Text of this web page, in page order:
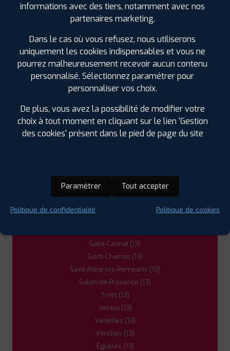
LES GARAGES PROFIL PLUS
DANS LES VILLES À PROXIMITÉ
Aix-en-Provence (13)
Berre-l'Étang (13)
Eyguières (13)
Istres (13)
La Fare-les-Oliviers (13)
La Roque-d'Anthéron (13)
Mallemort (13)
Saint-Cannat (13)
Saint-Chamas (13)
Saint-Mitre-les-Remparts (13)
Salon-de-Provence (13)
Trets (13)
Velaux (13)
Venelles (13)
Vitrolles (13)
Éguilles (13)
informations avec des tiers, notamment avec nos
partenaires marketing.
Dans le cas où vous refusez, nous utiliserons
uniquement les cookies indispensables et vous ne
pourrez malheureusement recevoir aucun contenu
personnalisé. Sélectionnez paramétrer pour
personnaliser vos choix.
De plus, vous avez la possibilité de modifier votre
choix à tout moment en cliquant sur le lien 'Gestion
des cookies' présent dans le pied de page du site
Paramétrer Tout accepter
Politique de confidentialité Politique de cookies